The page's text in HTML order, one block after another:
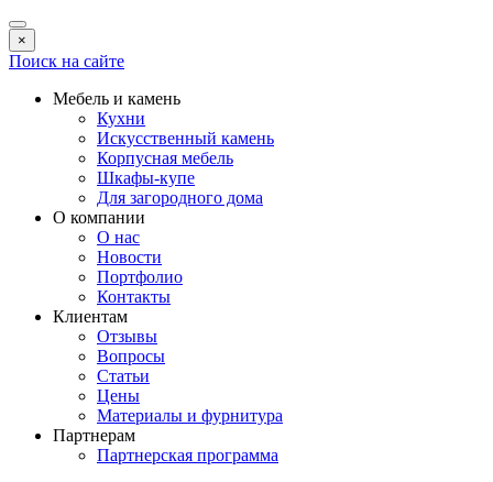
×
Поиск на сайте
Мебель и камень
Кухни
Искусственный камень
Корпусная мебель
Шкафы-купе
Для загородного дома
О компании
О нас
Новости
Портфолио
Контакты
Клиентам
Отзывы
Вопросы
Статьи
Цены
Материалы и фурнитура
Партнерам
Партнерская программа